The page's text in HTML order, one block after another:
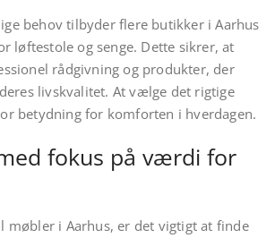
behov tilbyder flere butikker i Aarhus
løftestole og senge. Dette sikrer, at
rådgivning og produkter, der
livskvalitet. At vælge det rigtige
betydning for komforten i hverdagen.
fokus på værdi for
møbler i Aarhus, er det vigtigt at finde